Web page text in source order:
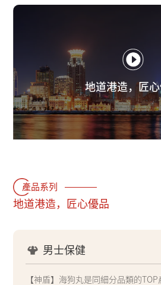
地道港造，匠
產品系列
地道港造，匠心優品
男士保健
【神盾】海狗丸是同細分品類的